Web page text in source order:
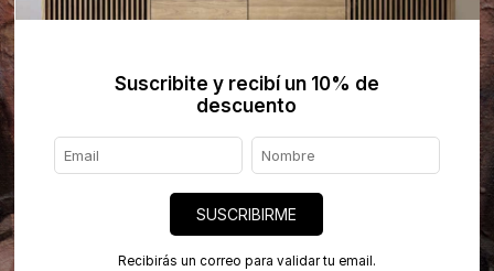
Suscribite y recibí un 10% de
descuento
SUSCRIBIRME
Recibirás un correo para validar tu email.